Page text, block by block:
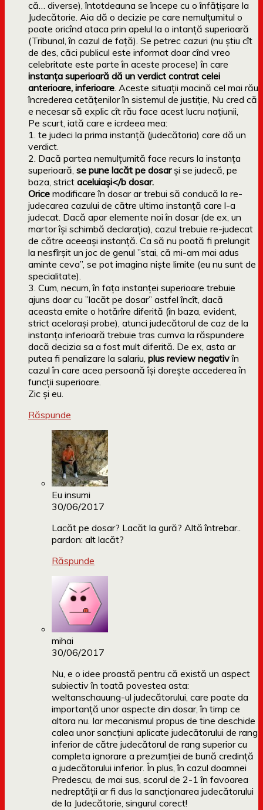
că… diverse), întotdeauna se începe cu o înfățișare la
Judecătorie. Aia dă o decizie pe care nemulțumitul o
poate oricînd ataca prin apelul la o intanță superioară
(Tribunal, în cazul de față). Se petrec cazuri (nu știu cît
de des, căci publicul este informat doar cînd vreo
celebritate este parte în aceste procese) în care
instanța superioară dă un verdict contrat celei
anterioare, inferioare. Aceste situații macină cel mai rău
încrederea cetățenilor în sistemul de justiție, Nu cred că
e necesar să explic cît rău face acest lucru națiunii,
Pe scurt, iată care e icrdeea mea:
1. te judeci la prima instanță (judecătoria) care dă un
verdict.
2. Dacă partea nemulțumită face recurs la instanța
superioară, se pune lacăt pe dosarși se judecă, pe
baza, strict aceluiași</b dosar.
Orice modificare în dosar ar trebui să conducă la re-
judecarea cazului de către ultima instanță care l-a
judecat. Dacă apar elemente noi în dosar (de ex, un
martor își schimbă declarația), cazul trebuie re-judecat
de către aceeași instanță. Ca să nu poată fi prelungit
la nesfîrșit un joc de genul ”stai, că mi-am mai adus
aminte ceva”, se pot imagina niște limite (eu nu sunt de
specialitate).
3. Cum, necum, în fața instanței superioare trebuie
ajuns doar cu ”lacăt pe dosar” astfel încît, dacă
aceasta emite o hotărîre diferită (în baza, evident,
strict acelorași probe), atunci judecătorul de caz de la
instanța inferioară trebuie tras cumva la răspundere
dacă decizia sa a fost mult diferită. De ex, asta ar
putea fi penalizare la salariu, plus review negativîn
cazul în care acea persoană își dorește accederea în
funcții superioare.
Zic și eu.
Răspunde
Eu insumi
30/06/2017
Lacăt pe dosar? Lacăt la gură? Altă întrebar..
pardon: alt lacăt?
Răspunde
mihai
30/06/2017
Nu, e o idee proastă pentru că există un aspect
subiectiv în toată povestea asta:
weltanschauung-ul judecătorului, care poate da
importanță unor aspecte din dosar, în timp ce
altora nu. Iar mecanismul propus de tine deschide
calea unor sancțiuni aplicate judecătorului de rang
inferior de către judecătorul de rang superior cu
completa ignorare a prezumției de bună credință
a judecătorului inferior. În plus, în cazul doamnei
Predescu, de mai sus, scorul de 2-1 în favoarea
nedreptății ar fi dus la sancționarea judecătorului
de la Judecătorie, singurul corect!